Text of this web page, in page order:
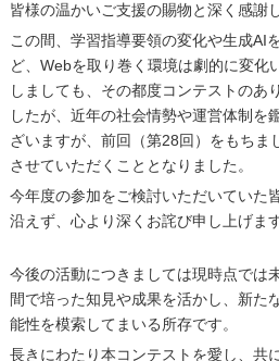
皆様の温かいご支援の賜物と深く感謝
この間、学習指導要領の変化や生成AI
ど、Webを取り巻く環境は劇的に変化
しましても、その都度コンテストのあ
したが、近年の社会情勢や運営体制を
ざいますが、前回（第28回）をもちま
させていただくこととなりました。
今年度の参加をご検討いただいていた
沿えず、心より深くお詫び申し上げます
今後の活動につきましては現時点では
間で培った知見や成果を活かし、新た
能性を模索してまいる所存です。
長きにわたり本コンテストを愛し、共